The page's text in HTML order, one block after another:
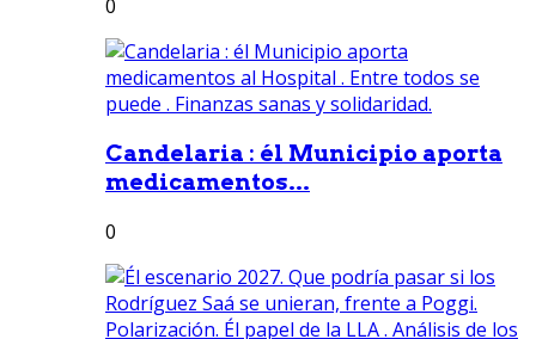
0
Candelaria : él Municipio aporta
medicamentos...
0